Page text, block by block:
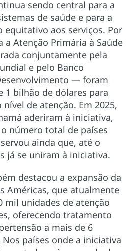
sendo central para a
de saúde e para a
equitativo aos serviços. Por
a Atenção Primária à Saúde
conjuntamente pela
e pelo Banco
— foram
1 bilhão de dólares para
de atenção. Em 2025,
aderiram à iniciativa,
número total de países
ainda que, até o
já se uniram à iniciativa.
destacou a expansão da
Américas, que atualmente
mil unidades de atenção
oferecendo tratamento
a mais de 6
países onde a iniciativa